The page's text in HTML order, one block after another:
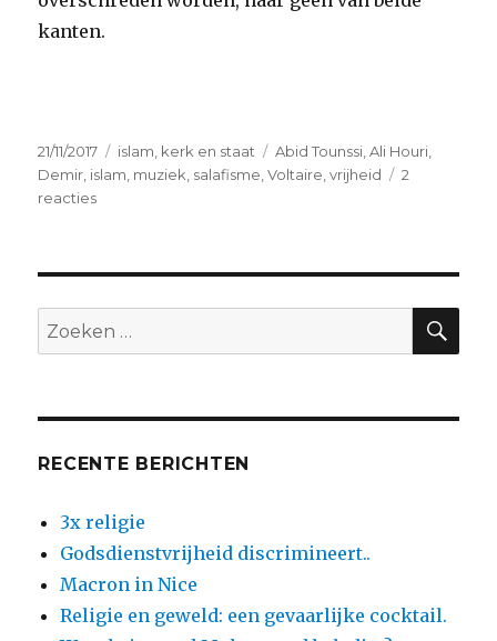
kanten.
Geplaatst
op
21/11/2017 Categorieën
islam kerk en staat Tags
Abid Tounssi ,Ali Houri
Demir islam muziek salafisme ,Voltaire ,vrijheid
2
reactiesop
Antwerpen
Zoeken
naar:
RECENTE BERICHTEN
3x religie
Godsdienstvrijheid discrimineert..
Macron in Nice
Religie en geweld: een gevaarlijke cocktail.